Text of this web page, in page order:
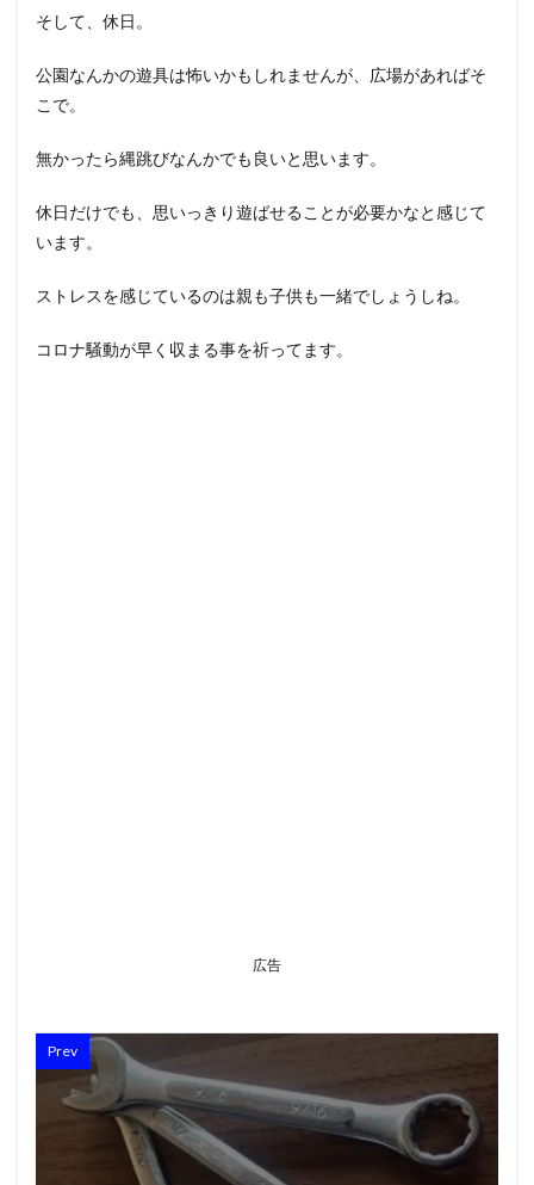
そして、休日。
公園なんかの遊具は怖いかもしれませんが、広場があればそ
こで。
無かったら縄跳びなんかでも良いと思います。
休日だけでも、思いっきり遊ばせることが必要かなと感じて
います。
ストレスを感じているのは親も子供も一緒でしょうしね。
コロナ騒動が早く収まる事を祈ってます。
広告
Prev